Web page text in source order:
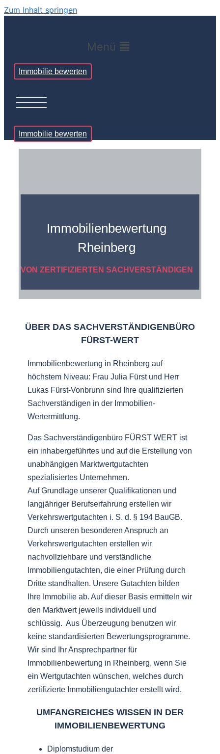
Zum Inhalt springen
Menü
Immobilie bewerten
Immobilie bewerten
Immobilienbewertung
Rheinberg
VON ZERTIFIZIERTEN SACHVERSTÄNDIGEN
ÜBER DAS SACHVERSTÄNDIGENBÜRO
FÜRST-WERT
Immobilienbewertung in Rheinberg auf
höchstem Niveau: Frau Julia Fürst und Herr
Lukas Fürst-Vonbrunn sind Ihre qualifizierten
Sachverständigen in der Immobilien-
Wertermittlung.
Das Sachverständigenbüro FÜRST WERT ist
ein inhabergeführtes und auf die Erstellung von
unabhängigen Marktwertgutachten
spezialisiertes Unternehmen.
Auf Grundlage unserer Qualifikationen und
langjähriger Berufserfahrung erstellen wir
Verkehrswertgutachten i. S. d. § 194 BauGB.
Durch unseren besonderen Anspruch an
Verkehrswertgutachten erstellen wir
nachvollziehbare und verständliche
Immobiliengutachten, die einer Prüfung durch
Dritte standhalten. Unsere Gutachten bilden
Ihre Immobilie ab. Auf dieser Basis ermitteln wir
den Marktwert jeweils individuell und
schlüssig. Aus Überzeugung benutzen wir
keine standardisierten Bewertungsprogramme.
Wir sind Ihr Ansprechpartner für
Immobilienbewertung in Rheinberg, wenn Sie
ein Wertgutachten wünschen, welches durch
zertifizierte Immobiliengutachter erstellt wird.
UMFANGREICHES WISSEN IN DER
IMMOBILIENBEWERTUNG
Diplomstudium der